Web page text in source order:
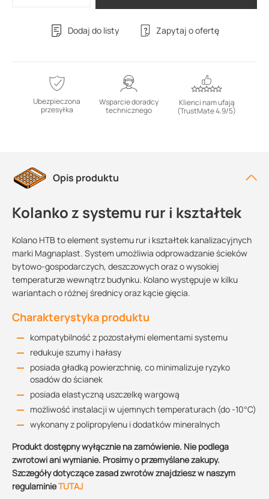
Dodaj do listy Zapytaj o ofertę
Ubezpieczona
przesyłka
Wsparcie doradcy
technicznego
Klienci nam ufają
(TrustMate 4.9/5)
Opis produktu
Kolanko z systemu rur i kształtek
Kolano HTB to element systemu rur i kształtek kanalizacyjnych
marki Magnaplast. System umożliwia odprowadzanie ścieków
bytowo-gospodarczych, deszczowych oraz o wysokiej
temperaturze wewnątrz budynku. Kolano występuje w kilku
wariantach o różnej średnicy oraz kącie gięcia.
Charakterystyka produktu
kompatybilność z pozostałymi elementami systemu
redukuje szumy i hałasy
posiada gładką powierzchnię, co minimalizuje ryzyko
osadów do ścianek
posiada elastyczną uszczelkę wargową
możliwość instalacji w ujemnych temperaturach (do -10°C)
wykonany z polipropylenu i dodatków mineralnych
Produkt dostępny wyłącznie na zamówienie. Nie podlega
zwrotowi ani wymianie. Prosimy o przemyślane zakupy.
Szczegóły dotyczące zasad zwrotów znajdziesz w naszym
regulaminieTUTAJ